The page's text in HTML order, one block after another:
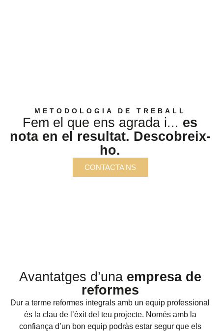
METODOLOGIA DE TREBALL
Fem el que ens agrada i... es
nota en el resultat. Descobreix-
ho.
CONTACTA'NS
Avantatges d’una empresa de
reformes
Dur a terme reformes integrals amb un equip professional
és la clau de l’èxit del teu projecte. Només amb la
confiança d’un bon equip podràs estar segur que els